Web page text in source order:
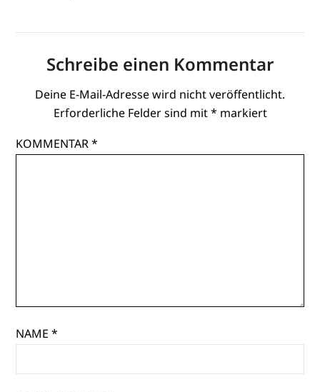
Schreibe einen Kommentar
Deine E-Mail-Adresse wird nicht veröffentlicht.
Erforderliche Felder sind mit* markiert
KOMMENTAR*
NAME*